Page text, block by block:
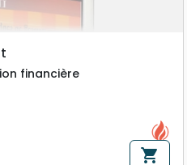
financière
shopping_cart